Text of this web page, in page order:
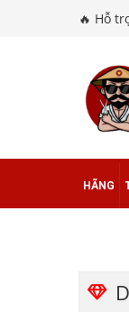
🔥 Hỗ
HÃNG